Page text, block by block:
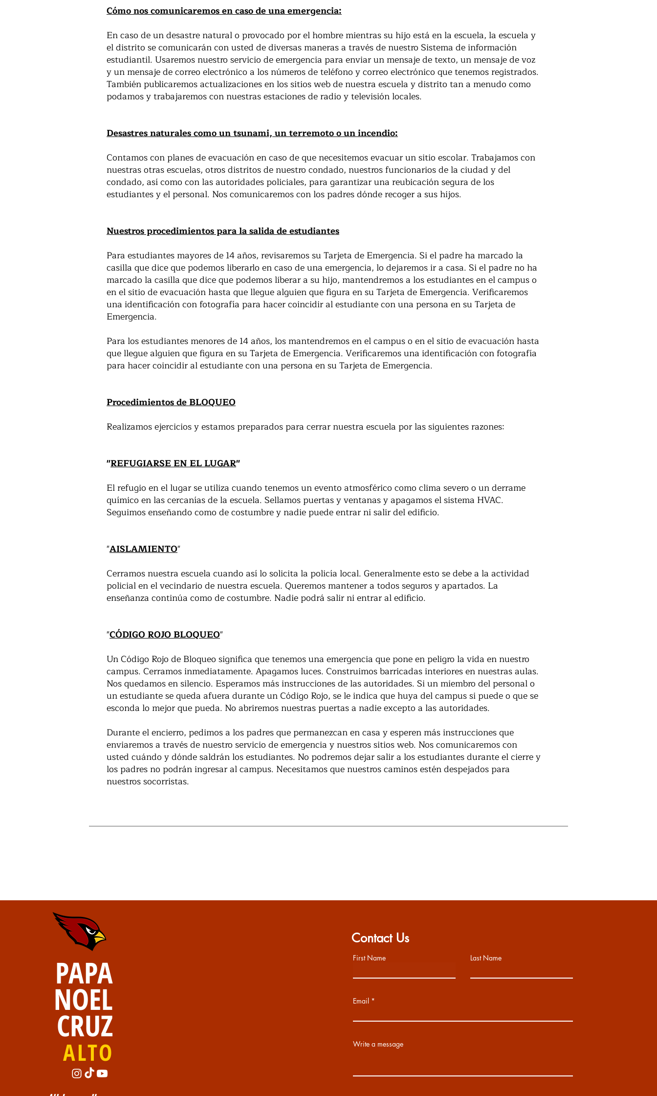
Cómo nos comunicaremos en caso de una emergencia:
En caso de un desastre natural o provocado por el hombre mientras su hijo está en la escuela, la escuela y
el distrito se comunicarán con usted de diversas maneras a través de nuestro Sistema de información
estudiantil. Usaremos nuestro servicio de emergencia para enviar un mensaje de texto, un mensaje de voz
y un mensaje de correo electrónico a los números de teléfono y correo electrónico que tenemos registrados.
También publicaremos actualizaciones en los sitios web de nuestra escuela y distrito tan a menudo como
podamos y trabajaremos con nuestras estaciones de radio y televisión locales.
Desastres naturales como un tsunami, un terremoto o un incendio:
Contamos con planes de evacuación en caso de que necesitemos evacuar un sitio escolar. Trabajamos con
nuestras otras escuelas, otros distritos de nuestro condado, nuestros funcionarios de la ciudad y del
condado, así como con las autoridades policiales, para garantizar una reubicación segura de los
estudiantes y el personal. Nos comunicaremos con los padres dónde recoger a sus hijos.
Nuestros procedimientos para la salida de estudiantes
Para estudiantes mayores de 14 años, revisaremos su Tarjeta de Emergencia. Si el padre ha marcado la
casilla que dice que podemos liberarlo en caso de una emergencia, lo dejaremos ir a casa. Si el padre no ha
marcado la casilla que dice que podemos liberar a su hijo, mantendremos a los estudiantes en el campus o
en el sitio de evacuación hasta que llegue alguien que figura en su Tarjeta de Emergencia. Verificaremos
una identificación con fotografía para hacer coincidir al estudiante con una persona en su Tarjeta de
Emergencia.
Para los estudiantes menores de 14 años, los mantendremos en el campus o en el sitio de evacuación hasta
que llegue alguien que figura en su Tarjeta de Emergencia. Verificaremos una identificación con fotografía
para hacer coincidir al estudiante con una persona en su Tarjeta de Emergencia.
Procedimientos de BLOQUEO
Realizamos ejercicios y estamos preparados para cerrar nuestra escuela por las siguientes razones:
"REFUGIARSE EN EL LUGAR"
El refugio en el lugar se utiliza cuando tenemos un evento atmosférico como clima severo o un derrame
químico en las cercanías de la escuela. Sellamos puertas y ventanas y apagamos el sistema HVAC.
Seguimos enseñando como de costumbre y nadie puede entrar ni salir del edificio.
"AISLAMIENTO"
Cerramos nuestra escuela cuando así lo solicita la policía local. Generalmente esto se debe a la actividad
policial en el vecindario de nuestra escuela. Queremos mantener a todos seguros y apartados. La
enseñanza continúa como de costumbre. Nadie podrá salir ni entrar al edificio.
"CÓDIGO ROJO BLOQUEO"
Un Código Rojo de Bloqueo significa que tenemos una emergencia que pone en peligro la vida en nuestro
campus. Cerramos inmediatamente. Apagamos luces. Construimos barricadas interiores en nuestras aulas.
Nos quedamos en silencio. Esperamos más instrucciones de las autoridades. Si un miembro del personal o
un estudiante se queda afuera durante un Código Rojo, se le indica que huya del campus si puede o que se
esconda lo mejor que pueda. No abriremos nuestras puertas a nadie excepto a las autoridades.
Durante el encierro, pedimos a los padres que permanezcan en casa y esperen más instrucciones que
enviaremos a través de nuestro servicio de emergencia y nuestros sitios web. Nos comunicaremos con
usted cuándo y dónde saldrán los estudiantes. No podremos dejar salir a los estudiantes durante el cierre y
los padres no podrán ingresar al campus. Necesitamos que nuestros caminos estén despejados para
nuestros socorristas.
PAPA
NOEL
CRUZ
ALTO
Contact Us
First Name Last Name
Email
Write a message